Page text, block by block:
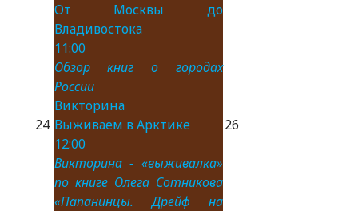
24
От Москвы до
Владивостока
11:00
Обзор книг о городах
России
Викторина
Выживаем в Арктике
12:00
Викторина - «выживалка»
по книге Олега Сотникова
«Папанинцы. Дрейф на
26